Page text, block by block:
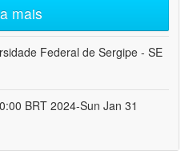
mais
Federal de Sergipe - SE
BRT 2024-Sun Jan 31